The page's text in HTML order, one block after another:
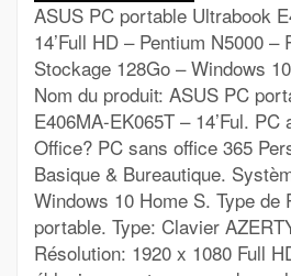
ASUS PC portable Ultrabook
14’Full HD – Pentium N5000 –
Stockage 128Go – Windows
Nom du produit: ASUS PC
E406MA-EK065T – 14’Ful. PC
Office? PC sans office 365
Basique & Bureautique.
Windows 10 Home S. Type de
portable. Type: Clavier
Résolution: 1920 x 1080 Full